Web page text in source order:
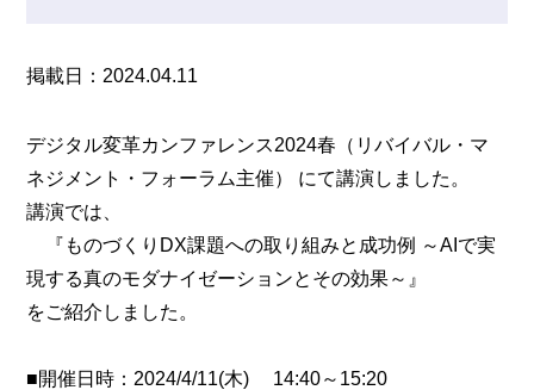
掲載日：2024.04.11
デジタル変革カンファレンス2024春（リバイバル・マ
ネジメント・フォーラム主催） にて講演しました。
講演では、
『ものづくりDX課題への取り組みと成功例 ～AIで実
現する真のモダナイゼーションとその効果～』
をご紹介しました。
■開催日時：2024/4/11(木) 14:40～15:20